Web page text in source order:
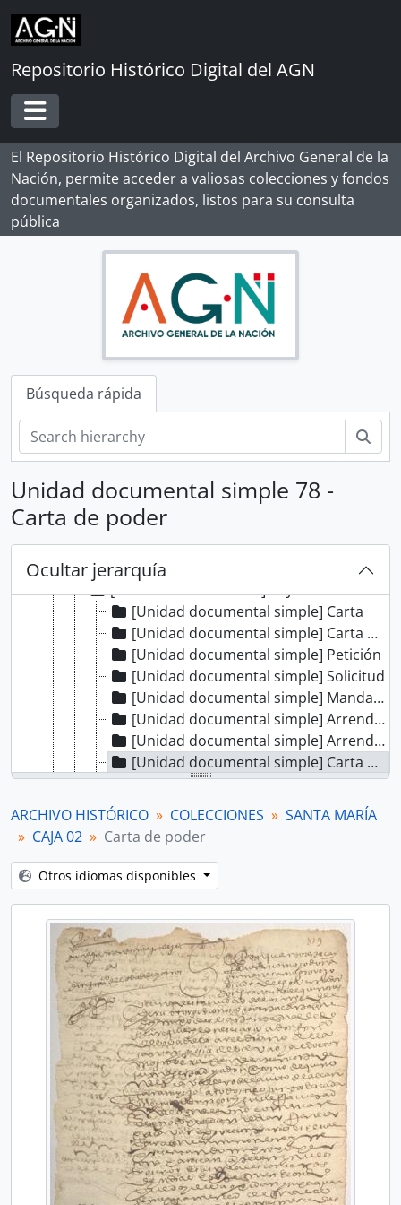
Skip to main content
Repositorio Histórico Digital del AGN
Toggle navigation
El Repositorio Histórico Digital del Archivo General de la
Nación, permite acceder a valiosas colecciones y fondos
documentales organizados, listos para su consulta
pública
Búsqueda rápida
Unidad documental simple 78 -
Carta de poder
Ocultar jerarquía
[Agrupación documental] FONDOS INSTITUCIONALES
[Agrupación documental] FONDOS FÁCTICOS
[Agrupación documental] PROTOCOLOS NOTARIALES
[Agrupación documental] COLECCIONES
[Colección] ALBERTO ROSAS SILES
[Colección] ALFONSO MADALENGOITIA ALBRECHT
[Colección] ANGÉLICA PALMA
[Colección] BERNARDO MORAWSKY
[Colección] DOCUMENTOS DE LA INDEPENDENCIA DEL PERÚ EN EL AGI
[Colección] JORGE ORTIZ SOTELO
[Colección] MISCELÁNEA
[Colección] PUBLIO ENRICO POLI VALDIVIA
[Colección] SANTA MARÍA
[Unidad de instalación] CAJA 01
[Unidad de instalación] CAJA 02
[Unidad documental simple] Carta
[Unidad documental simple] Carta de poder
[Unidad documental simple] Petición
[Unidad documental simple] Solicitud
[Unidad documental simple] Mandamiento
[Unidad documental simple] Arrendamiento
[Unidad documental simple] Arrendamiento
[Unidad documental simple] Carta de poder
[Unidad documental simple] Solicitud
[Unidad documental simple] Recibo
[Unidad documental simple] Testimonios
[Unidad documental simple] Oficio
[Unidad documental simple] Libramiento de azogue
[Unidad documental simple] Oficio
[Unidad documental simple] Orden de pago
[Unidad documental simple] Oficio
[Unidad documental simple] Real orden
[Unidad documental simple] Orden superior
[Unidad documental simple] Recibo
[Unidad documental simple] Orden Superior
[unidad documental compuesta] Expediente sobre pago
[Unidad documental simple] Orden Superior
[Unidad documental simple] Orden superior
[Unidad documental simple] Orden superior
[Unidad documental simple] Oficio
[Unidad documental simple] Orden Superior
[Unidad documental simple] Autorizaciones
ARCHIVO HISTÓRICO COLECCIONES
SANTA MARÍA
CAJA 02
Carta de poder
Otros idiomas disponibles